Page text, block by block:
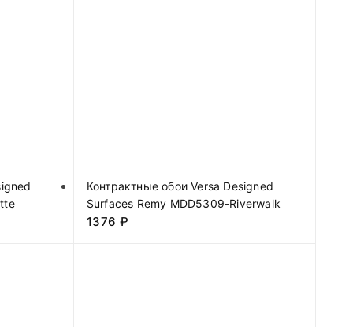
Контрактные обои Versa Designed
Surfaces Remy MDD5309-Riverwalk
1376₽